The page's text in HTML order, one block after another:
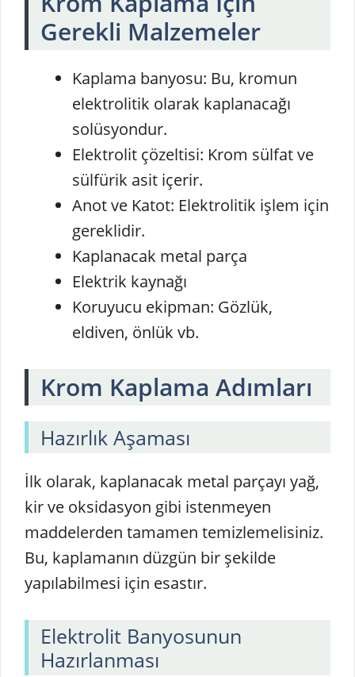
Gerekli Malzemeler
Kaplama banyosu: Bu, kromun
elektrolitik olarak kaplanacağı
solüsyondur.
Elektrolit çözeltisi: Krom sülfat ve
sülfürik asit içerir.
Anot ve Katot: Elektrolitik işlem için
gereklidir.
Kaplanacak metal parça
Elektrik kaynağı
Koruyucu ekipman: Gözlük,
eldiven, önlük vb.
Krom Kaplama Adımları
Hazırlık Aşaması
İlk olarak, kaplanacak metal parçayı yağ,
kir ve oksidasyon gibi istenmeyen
maddelerden tamamen temizlemelisiniz.
Bu, kaplamanın düzgün bir şekilde
yapılabilmesi için esastır.
Elektrolit Banyosunun
Hazırlanması